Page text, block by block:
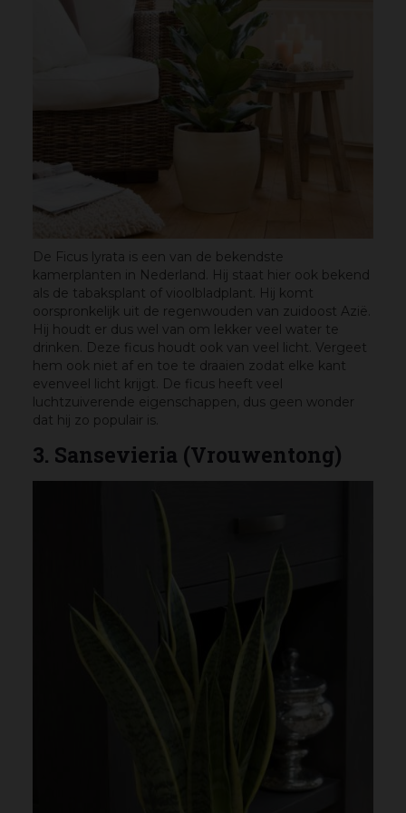
De Ficus lyrata is een van de bekendste
kamerplanten in Nederland. Hij staat hier ook bekend
als de tabaksplant of vioolbladplant. Hij komt
oorspronkelijk uit de regenwouden van zuidoost Azië.
Hij houdt er dus wel van om lekker veel water te
drinken. Deze ficus houdt ook van veel licht. Vergeet
hem ook niet af en toe te draaien zodat elke kant
evenveel licht krijgt. De ficus heeft veel
luchtzuiverende eigenschappen, dus geen wonder
dat hij zo populair is.
3. Sansevieria (Vrouwentong)